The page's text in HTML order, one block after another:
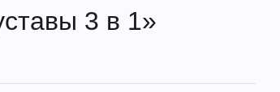
3 в 1»